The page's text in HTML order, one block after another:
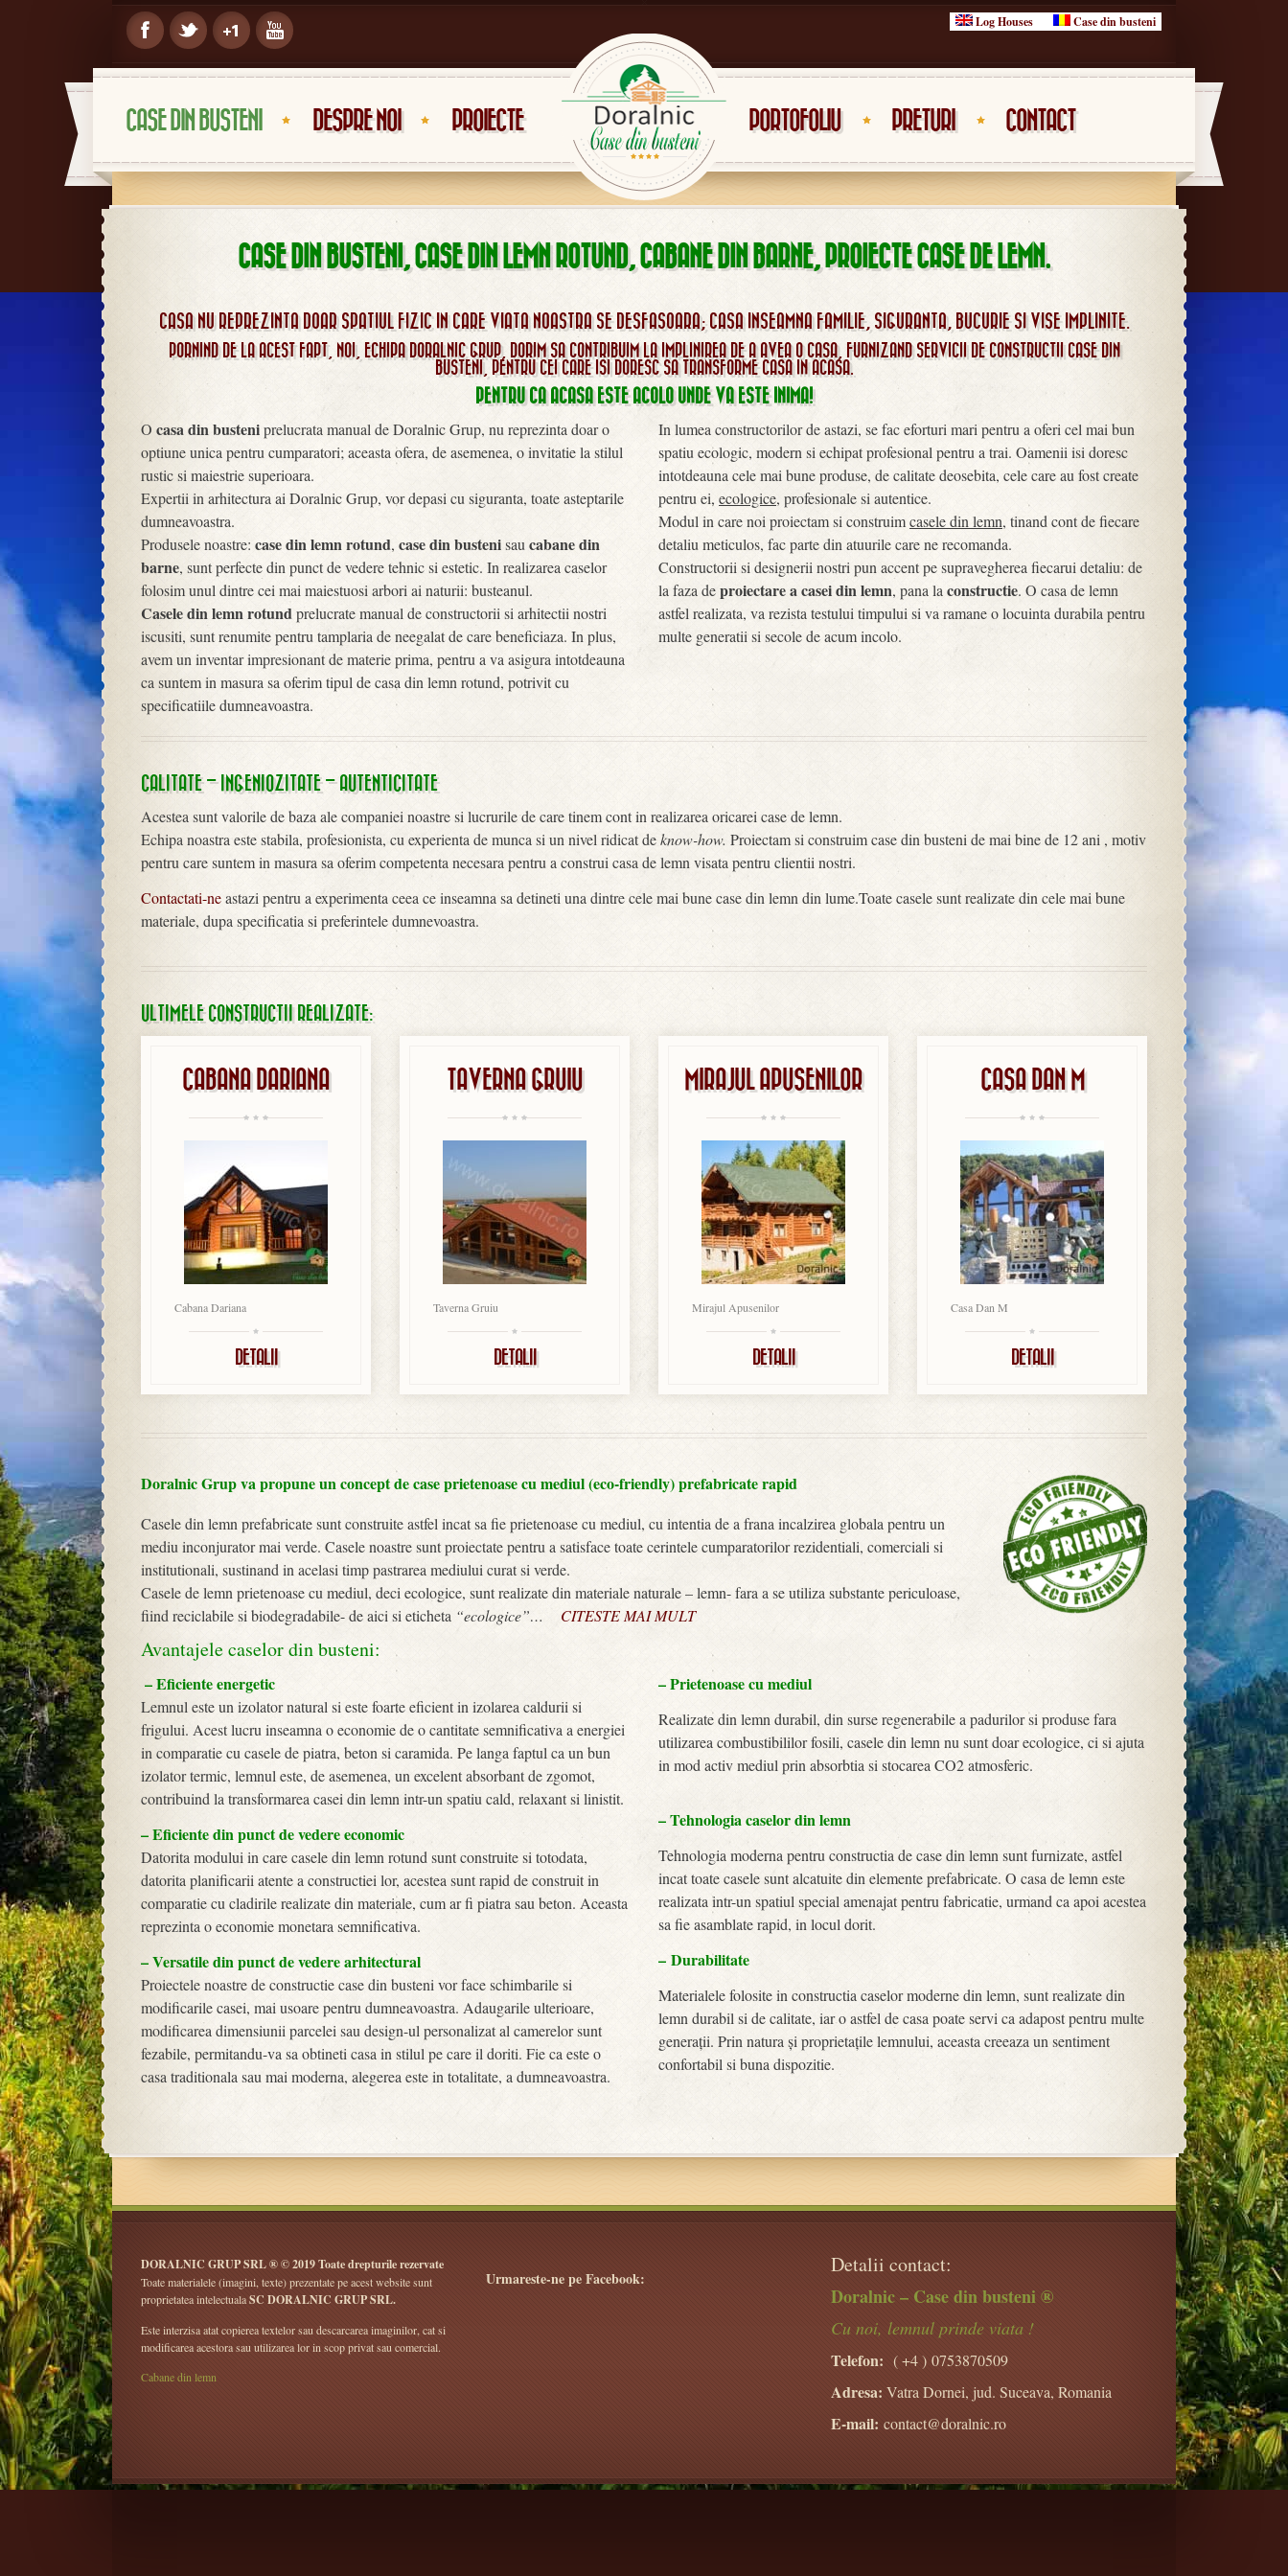
Log Houses Case din busteni
CASE DIN BUSTENI DESPRE NOI PROIECTE PORTOFOLIU PRETURI CONTACT
CASE DIN BUSTENI, CASE DIN LEMN ROTUND, CABANE DIN BARNE, PROIECTE CASE DE LEMN.
CASA NU REPREZINTA DOAR SPATIUL FIZIC IN CARE VIATA NOASTRA SE DESFASOARA; CASA INSEAMNA FAMILIE, SIGURANTA, BUCURIE SI VISE IMPLINITE.
PORNIND DE LA ACEST FAPT, NOI, ECHIPA DORALNIC GRUP, DORIM SA CONTRIBUIM LA IMPLINIREA DE A AVEA O CASA, FURNIZAND SERVICII DE CONSTRUCTII CASE DIN
BUSTENI, PENTRU CEI CARE ISI DORESC SA TRANSFORME CASA IN ACASA.
PENTRU CA ACASA ESTE ACOLO UNDE VA ESTE INIMA!
O casa din busteniprelucrata manual de Doralnic Grup, nu reprezinta doar o
optiune unica pentru cumparatori; aceasta ofera, de asemenea, o invitatie la stilul
rustic si maiestrie superioara.
Expertii in arhitectura ai Doralnic Grup, vor depasi cu siguranta, toate asteptarile
dumneavoastra.
Produsele noastre: case din lemn rotund, case din bustenisau cabane din
barne, sunt perfecte din punct de vedere tehnic si estetic. In realizarea caselor
folosim unul dintre cei mai maiestuosi arbori ai naturii: busteanul.
Casele din lemn rotundprelucrate manual de constructorii si arhitectii nostri
iscusiti, sunt renumite pentru tamplaria de neegalat de care beneficiaza. In plus,
avem un inventar impresionant de materie prima, pentru a va asigura intotdeauna
ca suntem in masura sa oferim tipul de casa din lemn rotund, potrivit cu
specificatiile dumneavoastra.
In lumea constructorilor de astazi, se fac eforturi mari pentru a oferi cel mai bun
spatiu ecologic, modern si echipat profesional pentru a trai. Oamenii isi doresc
intotdeauna cele mai bune produse, de calitate deosebita, cele care au fost create
pentru ei, ecologice, profesionale si autentice.
Modul in care noi proiectam si construimcasele din lemn, tinand cont de fiecare
detaliu meticulos, fac parte din atuurile care ne recomanda.
Constructorii si designerii nostri pun accent pe supravegherea fiecarui detaliu: de
la faza deproiectare a casei din lemn, pana la constructie. O casa de lemn
astfel realizata, va rezista testului timpului si va ramane o locuinta durabila pentru
multe generatii si secole de acum incolo.
CALITATE – INGENIOZITATE – AUTENTICITATE
Acestea sunt valorile de baza ale companiei noastre si lucrurile de care tinem cont in realizarea oricarei case de lemn.
Echipa noastra este stabila, profesionista, cu experienta de munca si un nivel ridicat deknow-how. Proiectam si construim case din busteni de mai bine de 12 ani , motiv
pentru care suntem in masura sa oferim competenta necesara pentru a construi casa de lemn visata pentru clientii nostri.
Contactati-neastazi pentru a experimenta ceea ce inseamna sa detineti una dintre cele mai bune case din lemn din lume.Toate casele sunt realizate din cele mai bune
materiale, dupa specificatia si preferintele dumnevoastra.
ULTIMELE CONSTRUCTII REALIZATE:
CABANA DARIANA
Cabana Dariana
DETALII
TAVERNA GRUIU
Taverna Gruiu
DETALII
MIRAJUL APUSENILOR
Mirajul Apusenilor
DETALII
CASA DAN M
Casa Dan M
DETALII
Doralnic Grup va propune un concept de case prietenoase cu mediul (eco-friendly) prefabricate rapid
Casele din lemn prefabricate sunt construite astfel incat sa fie prietenoase cu mediul, cu intentia de a frana incalzirea globala pentru un
mediu inconjurator mai verde. Casele noastre sunt proiectate pentru a satisface toate cerintele cumparatorilor rezidentiali, comerciali si
institutionali, sustinand in acelasi timp pastrarea mediului curat si verde.
Casele de lemn prietenoase cu mediul, deci ecologice, sunt realizate din materiale naturale – lemn- fara a se utiliza substante periculoase,
fiind reciclabile si biodegradabile- de aici si eticheta “ecologice”… CITESTE MAI MULT
Avantajele caselor din busteni:
– Eficiente energetic
Lemnul este un izolator natural si este foarte eficient in izolarea caldurii si
frigului. Acest lucru inseamna o economie de o cantitate semnificativa a energiei
in comparatie cu casele de piatra, beton si caramida. Pe langa faptul ca un bun
izolator termic, lemnul este, de asemenea, un excelent absorbant de zgomot,
contribuind la transformarea casei din lemn intr-un spatiu cald, relaxant si linistit.
– Eficiente din punct de vedere economic
Datorita modului in care casele din lemn rotund sunt construite si totodata,
datorita planificarii atente a constructiei lor, acestea sunt rapid de construit in
comparatie cu cladirile realizate din materiale, cum ar fi piatra sau beton. Aceasta
reprezinta o economie monetara semnificativa.
– Versatile din punct de vedere arhitectural
Proiectele noastre de constructie case din busteni vor face schimbarile si
modificarile casei, mai usoare pentru dumneavoastra. Adaugarile ulterioare,
modificarea dimensiunii parcelei sau design-ul personalizat al camerelor sunt
fezabile, permitandu-va sa obtineti casa in stilul pe care il doriti. Fie ca este o
casa traditionala sau mai moderna, alegerea este in totalitate, a dumneavoastra.
– Prietenoase cu mediul
Realizate din lemn durabil, din surse regenerabile a padurilor si produse fara
utilizarea combustibililor fosili, casele din lemn nu sunt doar ecologice, ci si ajuta
in mod activ mediul prin absorbtia si stocarea CO2 atmosferic.
– Tehnologia caselor din lemn
Tehnologia moderna pentru constructia de case din lemn sunt furnizate, astfel
incat toate casele sunt alcatuite din elemente prefabricate. O casa de lemn este
realizata intr-un spatiul special amenajat pentru fabricatie, urmand ca apoi acestea
sa fie asamblate rapid, in locul dorit.
– Durabilitate
Materialele folosite in constructia caselor moderne din lemn, sunt realizate din
lemn durabil si de calitate, iar o astfel de casa poate servi ca adapost pentru multe
generații. Prin natura și proprietațile lemnului, aceasta creeaza un sentiment
confortabil si buna dispozitie.
DORALNIC GRUP SRL ® © 2019 Toate drepturile rezervate
Toate materialele (imagini, texte) prezentate pe acest website sunt
proprietatea intelectualaSC DORALNIC GRUP SRL.
Este interzisa atat copierea textelor sau descarcarea imaginilor, cat si
modificarea acestora sau utilizarea lor in scop privat sau comercial.
Cabane din lemn
Urmareste-ne pe Facebook:
Detalii contact:
Doralnic – Case din busteni ®
Cu noi, lemnul prinde viata !
Telefon: ( +4 ) 0753870509
Adresa: Vatra Dornei, jud. Suceava, Romania
E-mail: contact@doralnic.ro